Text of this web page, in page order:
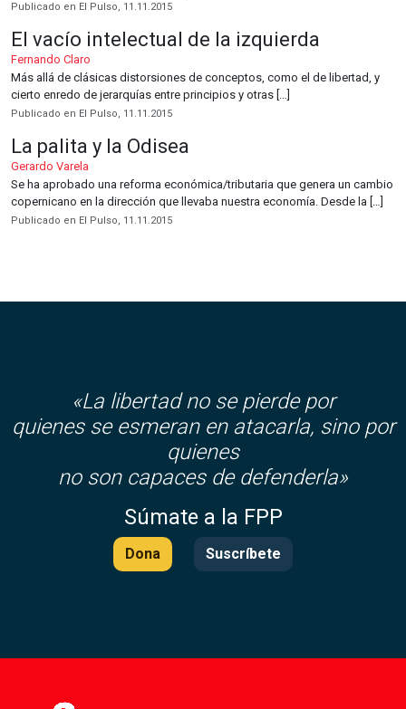
Publicado en El Pulso, 11.11.2015
El vacío intelectual de la izquierda
Fernando Claro
Más allá de clásicas distorsiones de conceptos, como el de libertad, y
cierto enredo de jerarquías entre principios y otras […]
Publicado en El Pulso, 11.11.2015
La palita y la Odisea
Gerardo Varela
Se ha aprobado una reforma económica/tributaria que genera un cambio
copernicano en la dirección que llevaba nuestra economía. Desde la […]
Publicado en El Pulso, 11.11.2015
«La libertad no se pierde por
quienes se esmeran en atacarla, sino por
quienes
no son capaces de defenderla»
Súmate a la FPP
Dona Suscríbete